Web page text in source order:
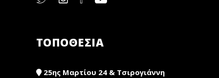
ΤΟΠΟΘΕΣΙΑ
25ης Μαρτίου 24 & Τσιρογιάννη